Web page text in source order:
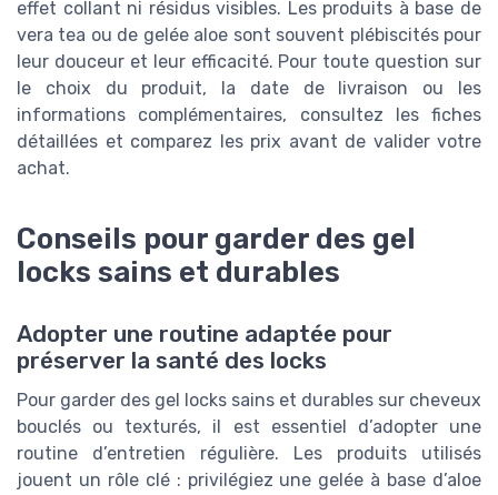
effet collant ni résidus visibles. Les produits à base de
vera tea ou de gelée aloe sont souvent plébiscités pour
leur douceur et leur efficacité. Pour toute question sur
le choix du produit, la date de livraison ou les
informations complémentaires, consultez les fiches
détaillées et comparez les prix avant de valider votre
achat.
Conseils pour garder des gel
locks sains et durables
Adopter une routine adaptée pour
préserver la santé des locks
Pour garder des gel locks sains et durables sur cheveux
bouclés ou texturés, il est essentiel d’adopter une
routine d’entretien régulière. Les produits utilisés
jouent un rôle clé : privilégiez une gelée à base d’aloe